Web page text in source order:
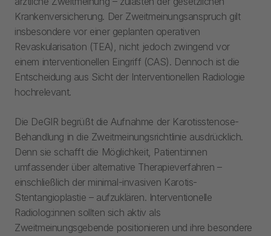
Krankenversicherung. Der Zweitmeinungsanspruch gilt
insbesondere vor einer geplanten operativen
Revaskularisation (TEA), nicht jedoch zwingend vor
einem interventionellen Eingriff (CAS). Dennoch ist die
Entscheidung aus Sicht der Interventionellen Radiologie
hochrelevant.
Die DeGIR begrüßt die Aufnahme der Karotisstenose-
Behandlung in die Zweitmeinungsrichtlinie ausdrücklich.
Denn sie schafft die Möglichkeit, Patient:innen
umfassender über alternative Therapieverfahren –
einschließlich der minimal-invasiven Karotis-
Stentangioplastie – aufzuklären. Interventionelle
Radiolog:innen sollten sich aktiv als
Zweitmeinungsgebende positionieren und ihre besondere